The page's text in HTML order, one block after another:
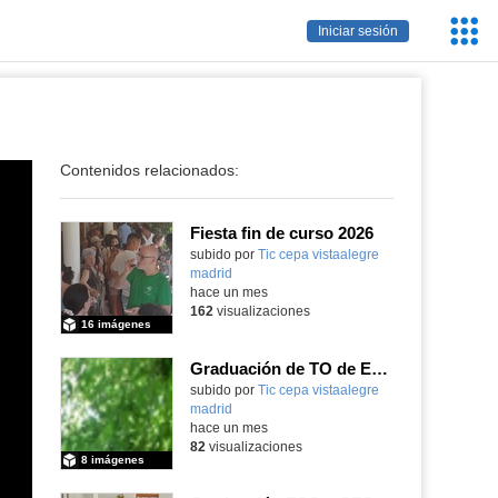
Iniciar sesión
Contenidos relacionados:
Fiesta fin de curso 2026
subido por Tic cepa vistaalegre
madrid
16 imágenes
hace un mes
162 visualizaciones
Graduación de TO de Empleo Doméstico
subido por Tic cepa vistaalegre
madrid
8 imágenes
hace un mes
82 visualizaciones